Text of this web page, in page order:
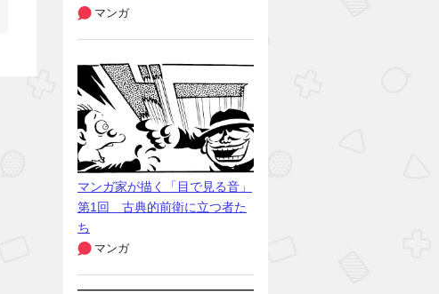
マンガ
マンガ家が描く「目で見る音」
第1回 古典的前衛に立つ者た
ち
マンガ